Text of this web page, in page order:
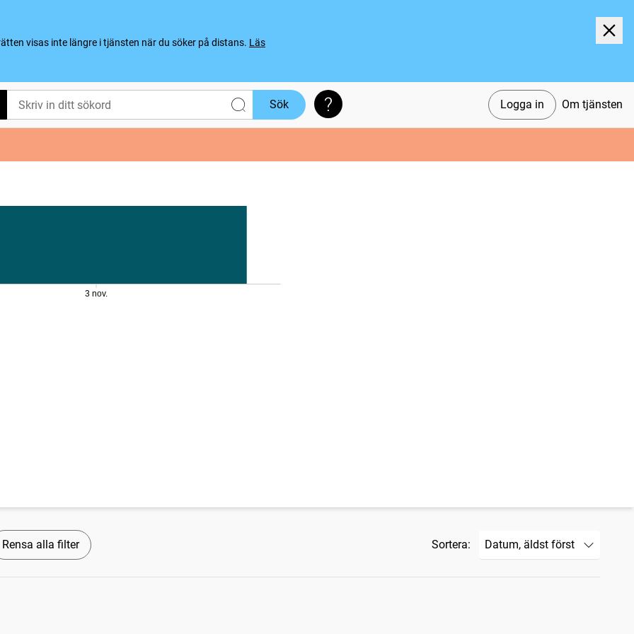
visas inte längre i tjänsten när du söker på distans. Läs
Logga in Om tjänsten
Sök Söktips
3 nov.
Rensa alla filter Sortera: